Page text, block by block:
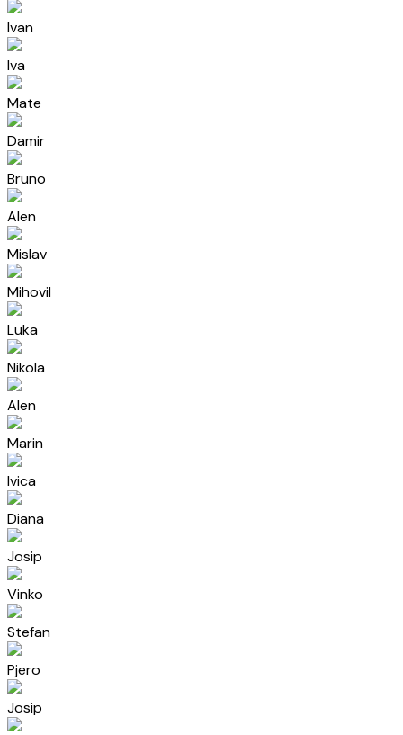
Ivan
Iva
Mate
Damir
Bruno
Alen
Mislav
Mihovil
Luka
Nikola
Alen
Marin
Ivica
Diana
Josip
Vinko
Stefan
Pjero
Josip